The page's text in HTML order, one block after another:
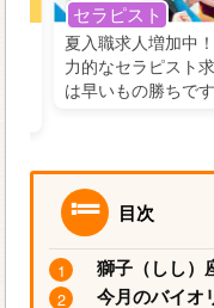
セラピスト
夏入職求人増加中
力的なセラピスト
は早いもの勝ちです
目次
獅子（しし）
今月のバイオ